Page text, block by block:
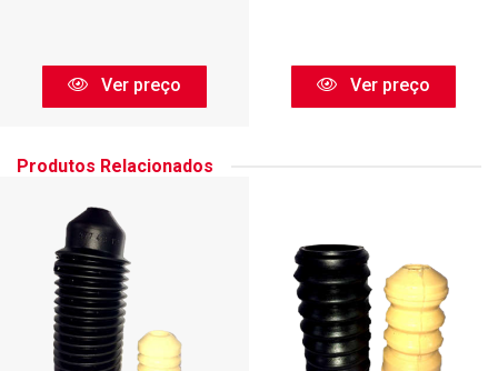
Ver preço Ver preço
Produtos Relacionados